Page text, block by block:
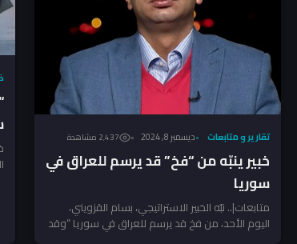
تقارير و متابعات ديسمبر 8, 2024 2٬437 مشاهدة
خبير ينبّه من “فخ” قد يرسم للعراق في
سوريا
متابعات|.. نبّه الخبير الاستراتيجي، بسام القزويني،
اليوم الأحد، من فخ قد يرسم للعراق في سوريا “وقد